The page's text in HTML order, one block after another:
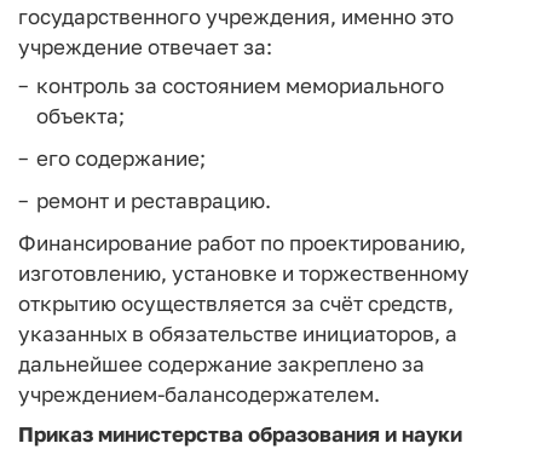
государственного учреждения, именно это
учреждение отвечает за:
контроль за состоянием мемориального
объекта;
его содержание;
ремонт и реставрацию.
Финансирование работ по проектированию,
изготовлению, установке и торжественному
открытию осуществляется за счёт средств,
указанных в обязательстве инициаторов, а
дальнейшее содержание закреплено за
учреждением‑балансодержателем.
Приказ министерства образования и науки